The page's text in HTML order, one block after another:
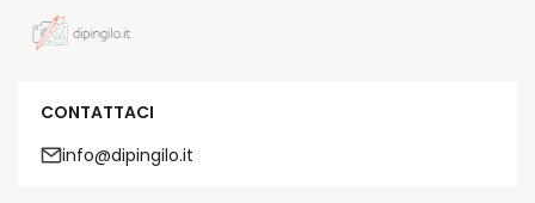
CONTATTACI
info@dipingilo.it